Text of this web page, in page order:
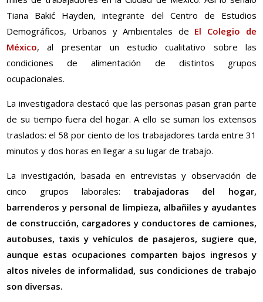
Tiana Bakić Hayden, integrante del Centro de Estudios
Demográficos, Urbanos y Ambientales de El Colegio de
México, al presentar un estudio cualitativo sobre las
condiciones de alimentación de distintos grupos
ocupacionales.
La investigadora destacó que las personas pasan gran parte
de su tiempo fuera del hogar. A ello se suman los extensos
traslados: el 58 por ciento de los trabajadores tarda entre 31
minutos y dos horas en llegar a su lugar de trabajo.
La investigación, basada en entrevistas y observación de
cinco grupos laborales: trabajadoras del hogar,
barrenderos y personal de limpieza, albañiles y ayudantes
de construcción, cargadores y conductores de camiones,
autobuses, taxis y vehículos de pasajeros, sugiere que,
aunque estas ocupaciones comparten bajos ingresos y
altos niveles de informalidad, sus condiciones de trabajo
son diversas.